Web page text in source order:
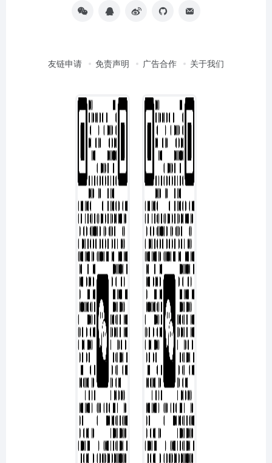
友链申请 免责声明 广告合作 关于我们